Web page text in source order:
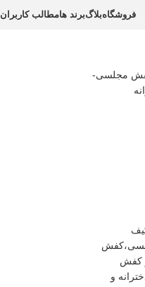
فروشگاهبلاگبرند هامطالب کاربران